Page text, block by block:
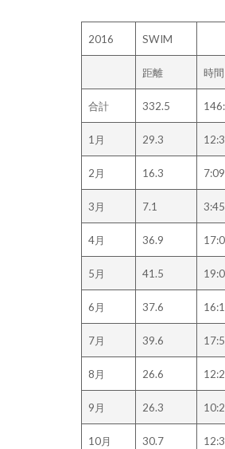
2016 SWIM
距離 時間
合計 332.5
1月 29.3
2月 16.3
3月 7.1
4月 36.9
5月 41.5
6月 37.6
7月 39.6
8月 26.6
9月 26.3
10月 30.7